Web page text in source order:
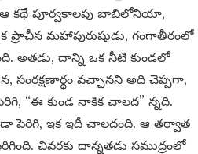
ఆ కథే పూర్వకాలపు బాబిలోనియా,
ప్రాచీన మహాపురుషుడు, గంగాతీరంలో
అతడు, దాన్ని ఒక నీటి కుండలో
సంరక్షణార్థం వచ్చానని అది చెప్పగా,
“ఈ కుండ నాకిక చాలద” న్నది.
పెరిగి, ఇక ఇదీ చాలదంది. ఆ తర్వాత
చివరకు దాన్నతడు సముద్రంలో